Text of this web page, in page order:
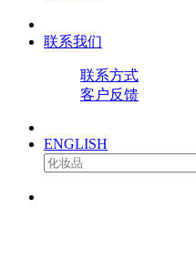
联系我们
联系方式
客户反馈
ENGLISH